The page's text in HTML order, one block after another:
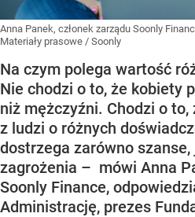
Anna Panek, członek zarządu Soonly
Materiały prasowe / Soonly
Na czym polega wartość
Nie chodzi o to, że kobiety
niż mężczyźni. Chodzi o to,
z ludzi o różnych
dostrzega zarówno
zagrożenia – mówi Anna
Soonly Finance,
Administrację, prezes